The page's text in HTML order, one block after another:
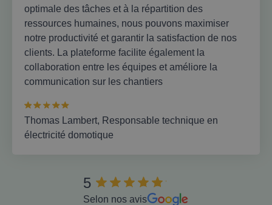
optimale des tâches et à la répartition des
ressources humaines, nous pouvons maximiser
notre productivité et garantir la satisfaction de nos
clients. La plateforme facilite également la
collaboration entre les équipes et améliore la
communication sur les chantiers
Thomas Lambert, Responsable technique en
électricité domotique
5
Selon nos avis